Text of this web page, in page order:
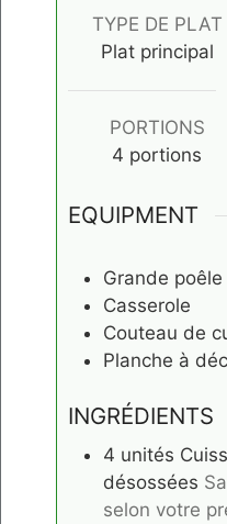
TYPE DE PLAT
Plat principal
PORTIONS
4 portions
EQUIPMENT
Grande poêle
Casserole
Couteau de
Planche à
INGRÉDIENTS
4 unités
désossées
selon votre